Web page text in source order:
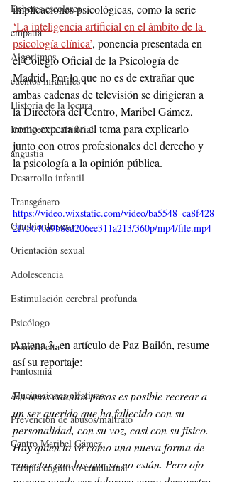
Deberes escolares
empatía
Algoritmos
cuentos infantiles
Historia de la locura
Inteligencia artificial
angustia
Desarrollo infantil
Transgénero
Cambio de sexo
Orientación sexual
Adolescencia
Estimulación cerebral profunda
Psicólogo
Primera cita
Fantosmia
Alucinaciones olfativas
Prevención de abusos/maltrato
Centro Maribel Gámez
Terapia cognitivo-conductual
implicaciones psicológicas, como la serie
‘La inteligencia artificial en el ámbito de la
psicología clínica’, ponencia presentada en
el Colegio Oficial de la Psicología de
Madrid. Por lo que no es de extrañar que
ambas cadenas de televisión se dirigieran a
la Directora del Centro, Maribel Gámez,
como experta en el tema para explicarlo
junto con otros profesionales del derecho y
la psicología a la opinión pública.
https://video.wixstatic.com/video/ba5548_ca8f428
2f75040a9b8ed206ee311a213/360p/mp4/file.mp4
Antena 3, en artículo de Paz Bailón, resume
así su reportaje:
En unos cuantos pasos es posible recrear a
un ser querido que ha fallecido con su
personalidad, con su voz, casi con su físico.
Hay quien lo ve como una nueva forma de
conectar con los que ya no están. Pero ojo